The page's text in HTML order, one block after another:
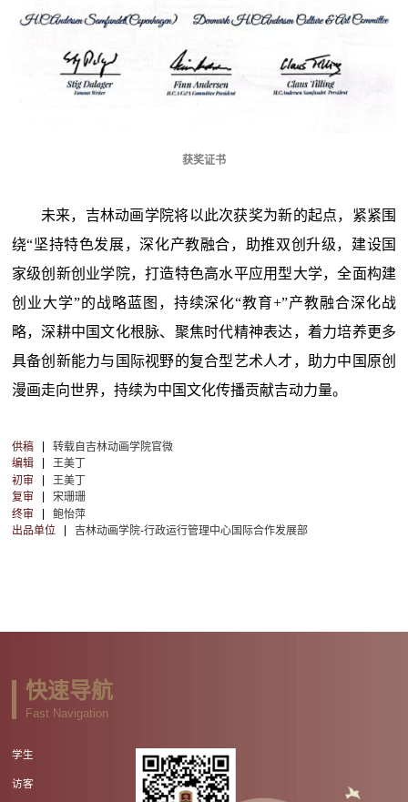
获奖证书
未来，吉林动画学院将以此次获奖为新的起点，紧紧围
绕“坚持特色发展，深化产教融合，助推双创升级，建设国
家级创新创业学院，打造特色高水平应用型大学，全面构建
创业大学”的战略蓝图，持续深化“教育+”产教融合深化战
略，深耕中国文化根脉、聚焦时代精神表达，着力培养更多
具备创新能力与国际视野的复合型艺术人才，助力中国原创
漫画走向世界，持续为中国文化传播贡献吉动力量。
供稿
转载自吉林动画学院官微
编辑
王美丁
初审
王美丁
复审
宋珊珊
终审
鲍怡萍
出品单位
吉林动画学院-行政运行管理中心国际合作发展部
快速导航
Fast Navigation
学生
访客